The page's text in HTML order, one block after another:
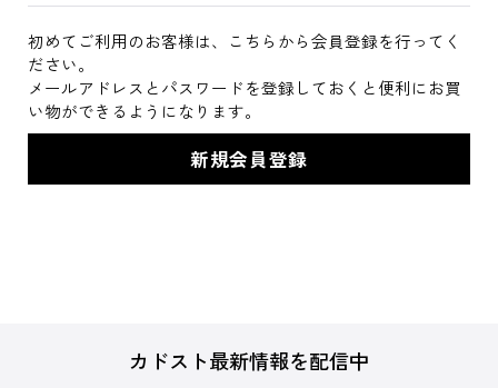
初めてご利用のお客様は、こちらから会員登録を行ってく
ださい。
メールアドレスとパスワードを登録しておくと便利にお買
い物ができるようになります。
カドスト最新情報を配信中